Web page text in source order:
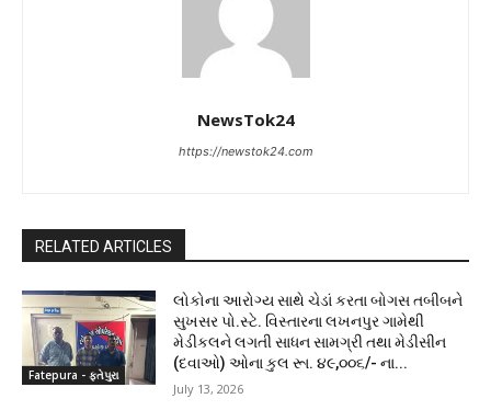
NewsTok24
https://newstok24.com
RELATED ARTICLES
Fatepura - ફતેપુરા
લોકોના આરોગ્ય સાથે ચેડાં કરતા બોગસ તબીબને
સુખસર પો.સ્ટે. વિસ્તારના લખનપુર ગામેથી
મેડીકલને લગતી સાધન સામગ્રી તથા મેડીસીન
(દવાઓ) ઓના કુલ રૂા. ૪૯,૦૦૬/- ના...
July 13, 2026